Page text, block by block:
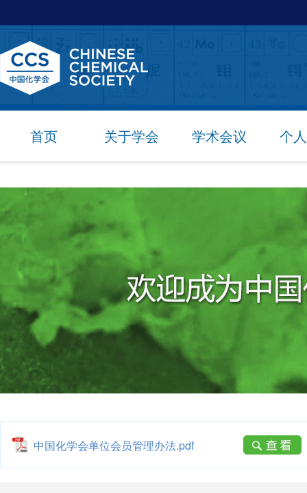
首页 关于学会 学术会议 个
中国化学会单位会员管理办法.pdf